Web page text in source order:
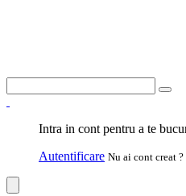
Intra in cont pentru a te
Autentificare Nu ai cont creat ?